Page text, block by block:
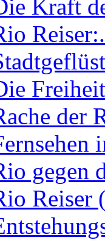
Kraft
der
gegen
Reiser